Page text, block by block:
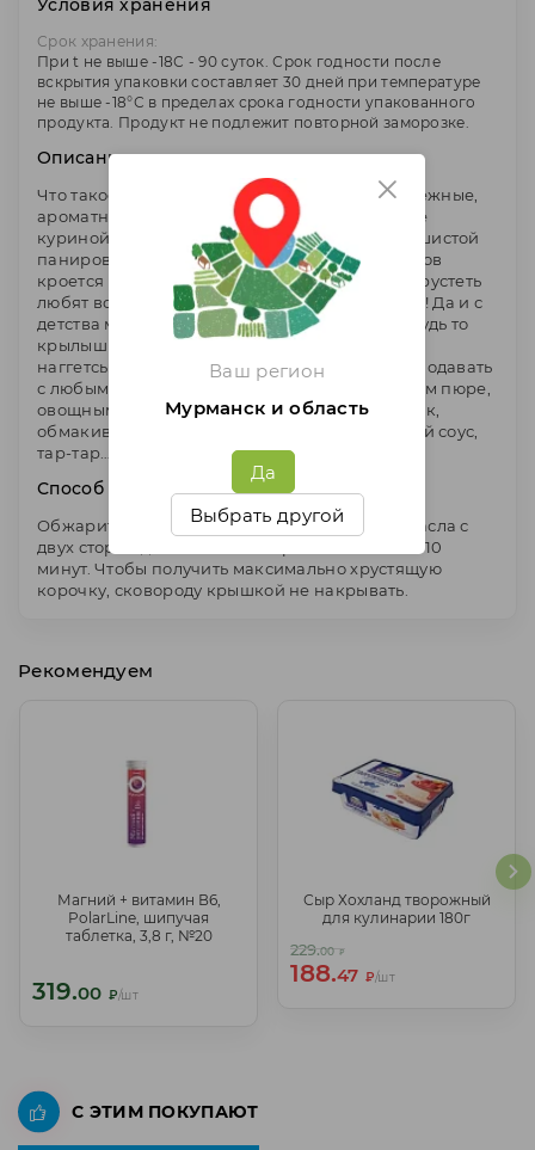
Ваш регион
Мурманск и область
Да
Выбрать другой
Условия хранения
Срок хранения:
При t не выше -18С - 90 суток. Срок годности после
вскрытия упаковки составляет 30 дней при температуре
не выше -18°С в пределах срока годности упакованного
продукта. Продукт не подлежит повторной заморозке.
Описание
Что такое куриные стиксы? Это золотистые, нежные,
ароматные палочки, приготовленные из филе
куриной грудки и обсыпанные хрустящей пушистой
панировкой. Основная фишка куриных стиксов
кроется в самом названии – ХРУСТЯЩИЕ! А хрустеть
любят все без исключения: и взрослые и дети! Да и с
детства мы привыкли к хрустящей курочке: будь то
крылышки, запеченные в духовке ножки или
наггетсы. Хрустящие куриные стиксы можно подавать
с любым гарниром: со спагетти, картофельным пюре,
овощным салатом, или хрустеть ими просто так,
обмакивая в различные соусы: кетчуп, сырный соус,
тар-тар…. Кол-во продукта в упаковке – 23 шт.
Способ приготовления
Обжарить стиксы в небольшом количестве масла с
двух сторон до золотистой корочки в течение 10
минут. Чтобы получить максимально хрустящую
корочку, сковороду крышкой не накрывать.
Рекомендуем
Магний + витамин В6,
PolarLine, шипучая таблетка,
3,8 г, №20
319.00 ₽/шт
Магний + витамин В6,
PolarLine, шипучая
таблетка, 3,8 г, №20
319.00 ₽/шт
Сыр Хохланд творожный
для кулинарии 180г
229.00 ₽
188.47 ₽/шт
Сыр Хохланд творожный
для кулинарии 180г
229.00 ₽
188.47 ₽/шт
С ЭТИМ ПОКУПАЮТ